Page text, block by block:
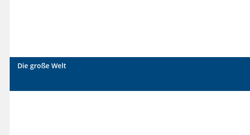
Die große Welt